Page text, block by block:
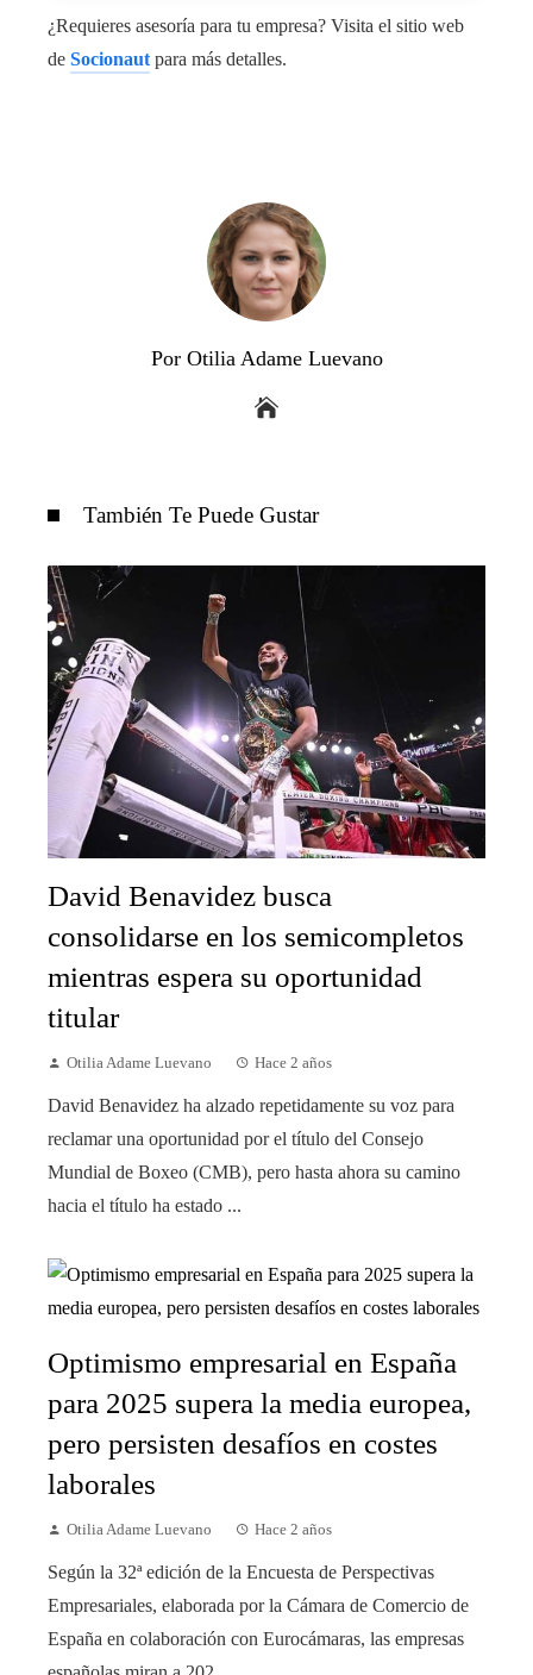
¿Requieres asesoría para tu empresa? Visita el sitio web
de Socionaut para más detalles.
Por Otilia Adame Luevano
También Te Puede Gustar
David Benavidez busca
consolidarse en los semicompletos
mientras espera su oportunidad
titular
Otilia Adame Luevano Hace 2 años
David Benavidez ha alzado repetidamente su voz para
reclamar una oportunidad por el título del Consejo
Mundial de Boxeo (CMB), pero hasta ahora su camino
hacia el título ha estado ...
Optimismo empresarial en España
para 2025 supera la media europea,
pero persisten desafíos en costes
laborales
Otilia Adame Luevano Hace 2 años
Según la 32ª edición de la Encuesta de Perspectivas
Empresariales, elaborada por la Cámara de Comercio de
España en colaboración con Eurocámaras, las empresas